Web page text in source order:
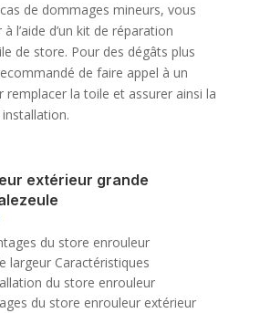
cas de dommages mineurs, vous
l’aide d’un kit de réparation
de store. Pour des dégâts plus
de faire appel à un
remplacer la toile et assurer ainsi la
extérieur grande
du store enrouleur
largeur Caractéristiques
du store enrouleur
du store enrouleur extérieur